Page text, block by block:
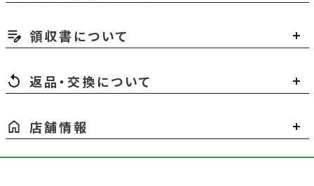
領収書について
返品・交換について
店舗情報